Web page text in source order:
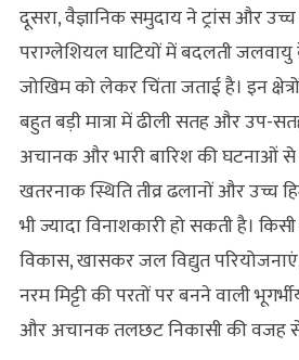
दूसरा, वैज्ञानिक समुदाय ने ट्रांस और
पराग्लेशियल घाटियों में बदलती
जोखिम को लेकर चिंता जताई है। इन
बहुत बड़ी मात्रा में ढीली सतह और उप-
अचानक और भारी बारिश की घटनाओं
खतरनाक स्थिति तीव्र ढलानों और उच्च
भी ज्यादा विनाशकारी हो सकती है।
विकास, खासकर जल विद्युत
नरम मिट्टी की परतों पर बनने वाली
और अचानक तलछट निकासी की वजह